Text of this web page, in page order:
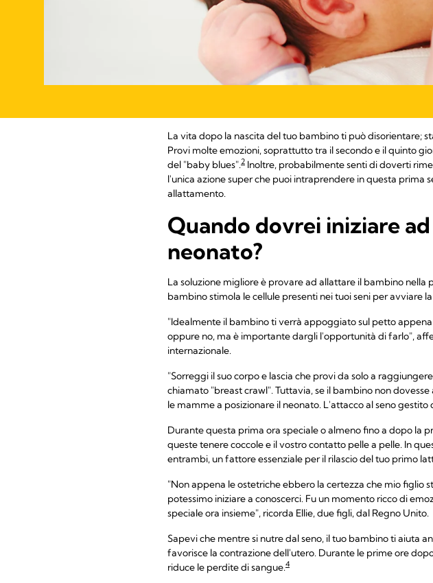
La vita dopo la nascita del tuo bambino ti può disorientare;
Provi molte emozioni, soprattutto tra il secondo e il quinto
del "baby blues".2 Inoltre, probabilmente senti di doverti
l'unica azione super che puoi intraprendere in questa prima
allattamento.
Quando dovrei iniziare
neonato?
La soluzione migliore è provare ad allattare il bambino
bambino stimola le cellule presenti nei tuoi seni per avviare
"Idealmente il bambino ti verrà appoggiato sul petto
oppure no, ma è importante dargli l'opportunità di farlo",
internazionale.
"Sorreggi il suo corpo e lascia che provi da solo a
chiamato "breast crawl". Tuttavia, se il bambino non
le mamme a posizionare il neonato. L'attacco al seno
Durante questa prima ora speciale o almeno fino a dopo la
queste tenere coccole e il vostro contatto pelle a pelle. In
entrambi, un fattore essenziale per il rilascio del tuo primo
"Non appena le ostetriche ebbero la certezza che mio figlio
potessimo iniziare a conoscerci. Fu un momento ricco di
speciale ora insieme", ricorda Ellie, due figli, dal Regno Unito.
Sapevi che mentre si nutre dal seno, il tuo bambino ti aiuta
favorisce la contrazione dell'utero. Durante le prime ore
riduce le perdite di sangue.4